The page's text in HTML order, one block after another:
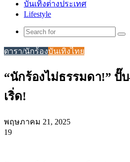
บันเทิงต่างประเทศ
Lifestyle
ดารา/นักร้องบันเทิงไทย
“นักร้องไม่ธรรมดา!” ปั๊
เริ่ด!
พฤษภาคม 21, 2025
19